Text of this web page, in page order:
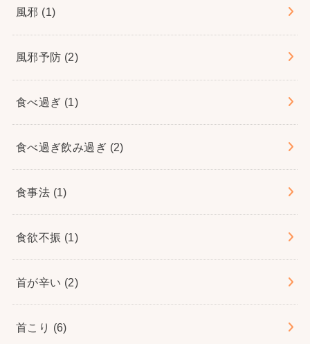
風邪 (1)
風邪予防 (2)
食べ過ぎ (1)
食べ過ぎ飲み過ぎ (2)
食事法 (1)
食欲不振 (1)
首が辛い (2)
首こり (6)